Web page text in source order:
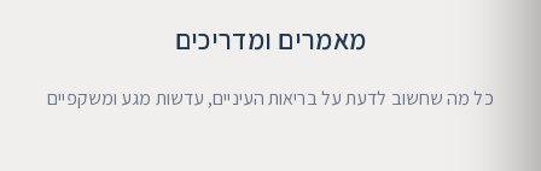
מאמרים ומדריכים
כל מה שחשוב לדעת על בריאות העיניים, עדשות מגע ומשקפיים